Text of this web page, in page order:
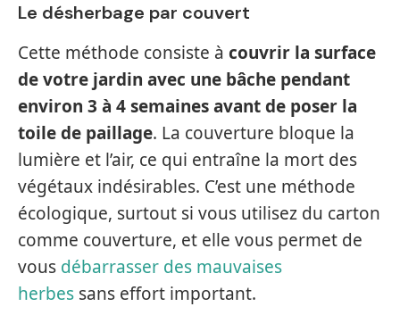
Le désherbage par couvert
Cette méthode consiste à couvrir la surface
de votre jardin avec une bâche pendant
environ 3 à 4 semaines avant de poser la
toile de paillage. La couverture bloque la
lumière et l’air, ce qui entraîne la mort des
végétaux indésirables. C’est une méthode
écologique, surtout si vous utilisez du carton
comme couverture, et elle vous permet de
vous débarrasser des mauvaises
herbes sans effort important.